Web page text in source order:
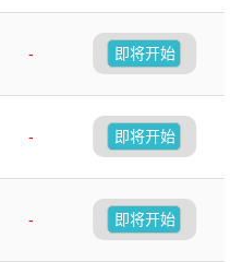
-
即将开始
-
即将开始
-
即将开始